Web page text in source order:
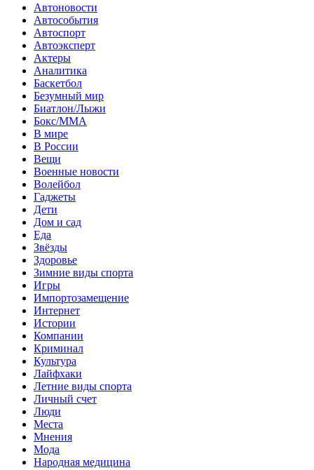
Автоновости
Автособытия
Автоспорт
Автоэксперт
Актеры
Аналитика
Баскетбол
Безумный мир
Биатлон/Лыжи
Бокс/MMA
В мире
В России
Вещи
Военные новости
Волейбол
Гаджеты
Дети
Дом и сад
Еда
Звёзды
Здоровье
Зимние виды спорта
Игры
Импортозамещение
Интернет
Истории
Компании
Криминал
Культура
Лайфхаки
Летние виды спорта
Личный счет
Люди
Места
Мнения
Мода
Народная медицина